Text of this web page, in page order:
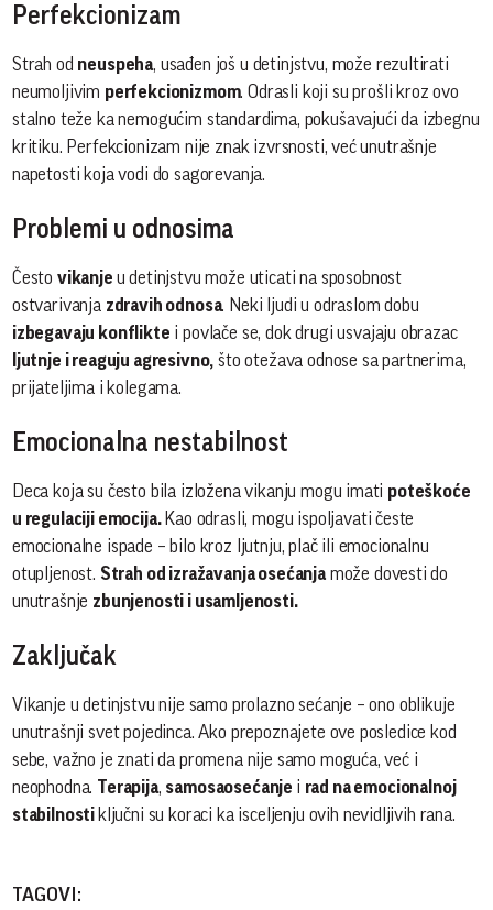
Perfekcionizam
Strah od neuspeha, usađen još u detinjstvu, može rezultirati
neumoljivim perfekcionizmom. Odrasli koji su prošli kroz ovo
stalno teže ka nemogućim standardima, pokušavajući da izbegnu
kritiku. Perfekcionizam nije znak izvrsnosti, već unutrašnje
napetosti koja vodi do sagorevanja.
Problemi u odnosima
Često vikanje u detinjstvu može uticati na sposobnost
ostvarivanja zdravih odnosa. Neki ljudi u odraslom dobu
izbegavaju konflikte i povlače se, dok drugi usvajaju obrazac
ljutnje i reaguju agresivno, što otežava odnose sa partnerima,
prijateljima i kolegama.
Emocionalna nestabilnost
Deca koja su često bila izložena vikanju mogu imati poteškoće
u regulaciji emocija. Kao odrasli, mogu ispoljavati česte
emocionalne ispade – bilo kroz ljutnju, plač ili emocionalnu
otupljenost. Strah od izražavanja osećanjamože dovesti do
unutrašnje zbunjenosti i usamljenosti.
Zaključak
Vikanje u detinjstvu nije samo prolazno sećanje – ono oblikuje
unutrašnji svet pojedinca. Ako prepoznajete ove posledice kod
sebe, važno je znati da promena nije samo moguća, već i
neophodna. Terapija, samosaosećanje i rad na emocionalnoj
stabilnosti ključni su koraci ka isceljenju ovih nevidljivih rana.
TAGOVI: